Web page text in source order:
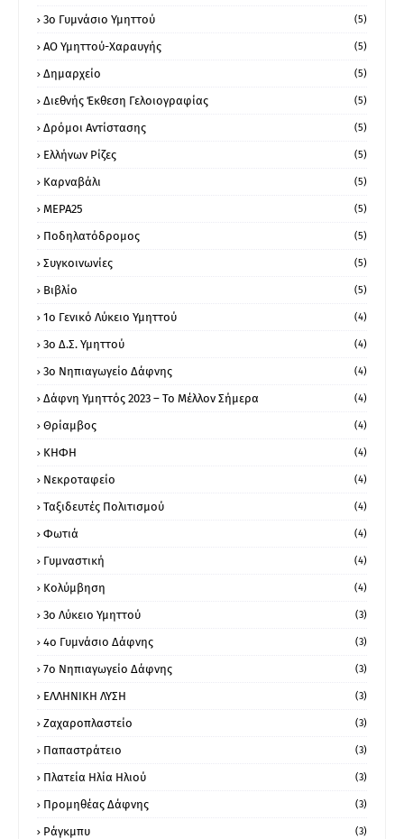
3ο Γυμνάσιο Υμηττού (5)
ΑΟ Υμηττού-Χαραυγής (5)
Δημαρχείο (5)
Διεθνής Έκθεση Γελοιογραφίας (5)
Δρόμοι Αντίστασης (5)
Ελλήνων Ρίζες (5)
Καρναβάλι (5)
ΜΕΡΑ25 (5)
Ποδηλατόδρομος (5)
Συγκοινωνίες (5)
Βιβλίο (5)
1ο Γενικό Λύκειο Υμηττού (4)
3ο Δ.Σ. Υμηττού (4)
3ο Νηπιαγωγείο Δάφνης (4)
Δάφνη Υμηττός 2023 – Το Μέλλον Σήμερα (4)
Θρίαμβος (4)
ΚΗΦΗ (4)
Νεκροταφείο (4)
Ταξιδευτές Πολιτισμού (4)
Φωτιά (4)
Γυμναστική (4)
Κολύμβηση (4)
3ο Λύκειο Υμηττού (3)
4ο Γυμνάσιο Δάφνης (3)
7ο Νηπιαγωγείο Δάφνης (3)
ΕΛΛΗΝΙΚΗ ΛΥΣΗ (3)
Ζαχαροπλαστείο (3)
Παπαστράτειο (3)
Πλατεία Ηλία Ηλιού (3)
Προμηθέας Δάφνης (3)
Ράγκμπυ (3)